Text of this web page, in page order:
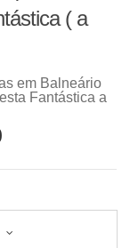
( a
em Balneário
Fantástica a